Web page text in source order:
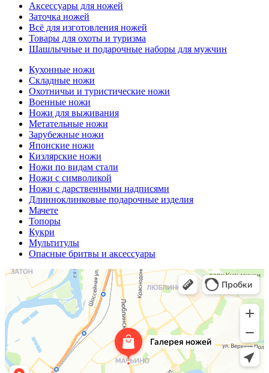
Аксессуары для ножей
Заточка ножей
Всё для изготовления ножей
Товары для охоты и туризма
Шашлычные и подарочные наборы для мужчин
Кухонные ножи
Складные ножи
Охотничьи и туристические ножи
Военные ножи
Ножи для выживания
Метательные ножи
Зарубежные ножи
Японские ножи
Кизлярские ножи
Ножи по видам стали
Ножи с символикой
Ножи с дарственными надписями
Длинноклинковые подарочные изделия
Мачете
Топоры
Кукри
Мультитулы
Опасные бритвы и аксессуары